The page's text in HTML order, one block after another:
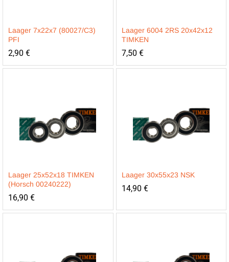
Laager 7x22x7 (80027/C3)
PFI
2,90 €
Laager 6004 2RS 20x42x12
TIMKEN
7,50 €
Laager 25x52x18 TIMKEN
(Horsch 00240222)
16,90 €
Laager 30x55x23 NSK
14,90 €